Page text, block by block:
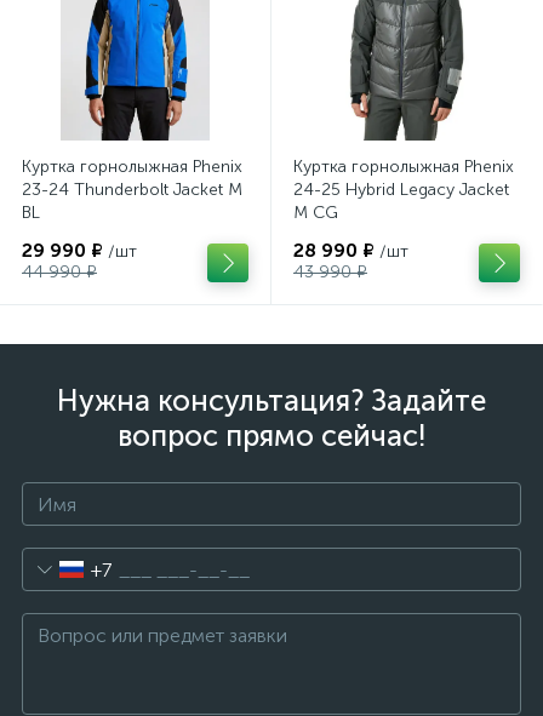
Куртка горнолыжная Phenix
23-24 Thunderbolt Jacket M
BL
29 990 ₽ /шт
44 990 ₽
Куртка горнолыжная Phenix
24-25 Hybrid Legacy Jacket
M CG
28 990 ₽ /шт
43 990 ₽
Нужна консультация? Задайте
вопрос прямо сейчас!
+7